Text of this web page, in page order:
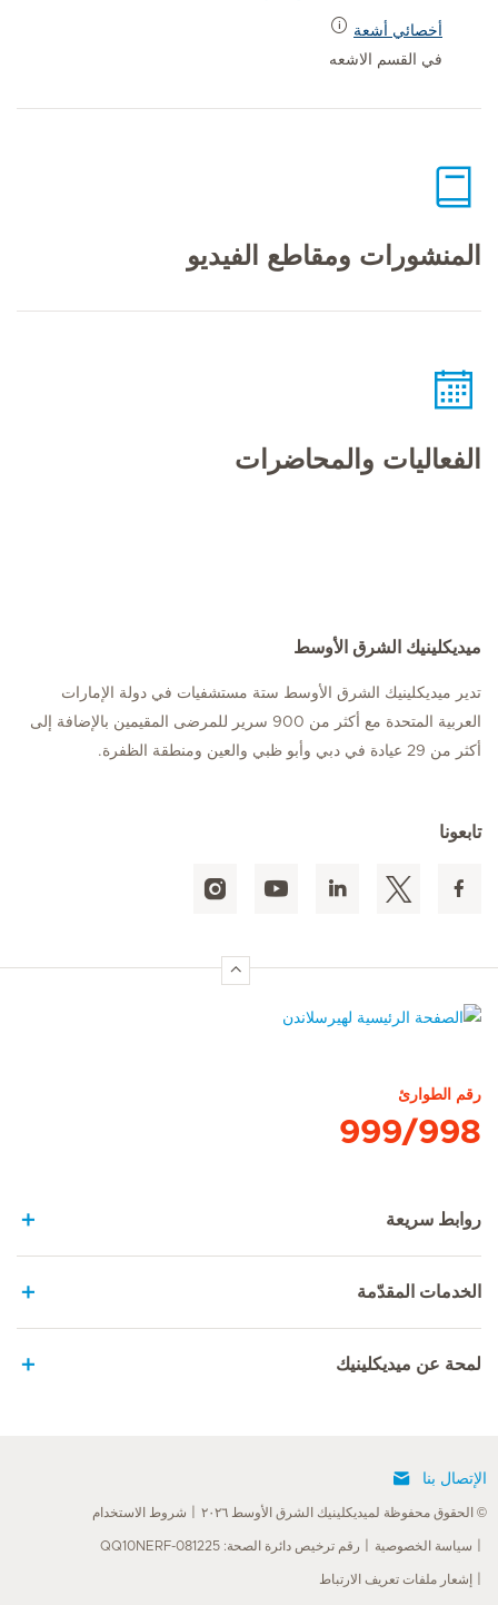
أخصائي أشعة
في القسم الاشعه
المنشورات ومقاطع الفيديو
الفعاليات والمحاضرات
ميديكلينيك الشرق الأوسط
تدير ميديكلينيك الشرق الأوسط ستة مستشفيات في دولة الإمارات
العربية المتحدة مع أكثر من 900 سرير للمرضى المقيمين بالإضافة إلى
أكثر من 29 عيادة في دبي وأبو ظبي والعين ومنطقة الظفرة.
تابعونا
رقم الطوارئ
999/998
روابط سريعة
الخدمات المقدّمة
لمحة عن ميديكلينيك
الإتصال بنا
© الحقوق محفوظة لميديكلينيك الشرق الأوسط ٢٠٢٦ شروط الاستخدام
سياسة الخصوصية رقم ترخيص دائرة الصحة: QQ10NERF-081225
إشعار ملفات تعريف الارتباط